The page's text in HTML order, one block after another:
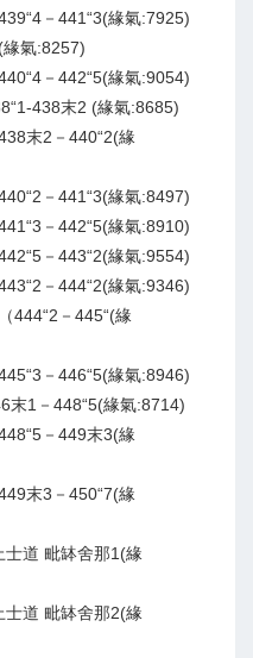
－441“3(緣氣:7925)
氣:8257)
－442“5(緣氣:9054)
438末2 (緣氣:8685)
末2－440“2(緣
－441“3(緣氣:8497)
－442“5(緣氣:8910)
－443“2(緣氣:9554)
－444“2(緣氣:9346)
444“2－445“(緣
－446“5(緣氣:8946)
末1－448“5(緣氣:8714)
－449末3(緣
末3－450“7(緣
道 毗缽舍那1(緣
道 毗缽舍那2(緣